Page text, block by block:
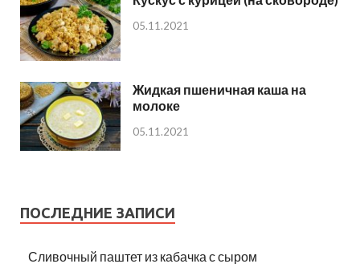
05.11.2021
Жидкая пшеничная каша на
молоке
05.11.2021
ПОСЛЕДНИЕ ЗАПИСИ
Сливочный паштет из кабачка с сыром